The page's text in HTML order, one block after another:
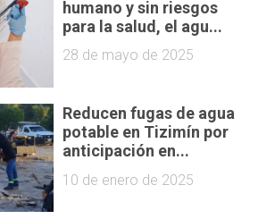
humano y sin riesgos
para la salud, el agu...
28 de mayo de 2025
Reducen fugas de agua
potable en Tizimín por
anticipación en...
10 de enero de 2025